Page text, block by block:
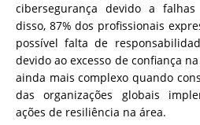
cibersegurança devido a
disso, 87% dos profissionais
possível falta de
devido ao excesso de confiança
ainda mais complexo quando
das organizações globais
ações de resiliência na área.